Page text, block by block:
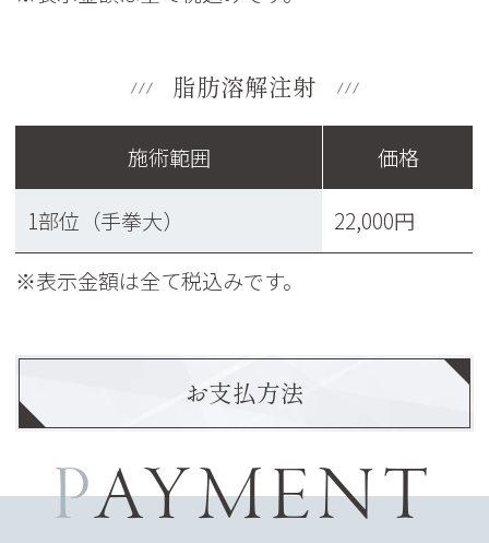
脂肪溶解注射
施術範囲 価格
1部位（手拳大）
22,000円
※表示金額は全て税込みです。
お支払方法
PAYMENT